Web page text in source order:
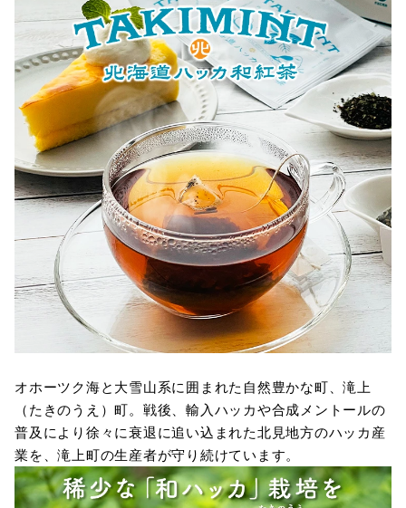
オホーツク海と大雪山系に囲まれた自然豊かな町、滝上
（たきのうえ）町。戦後、輸入ハッカや合成メントールの
普及により徐々に衰退に追い込まれた北見地方のハッカ産
業を、滝上町の生産者が守り続けています。